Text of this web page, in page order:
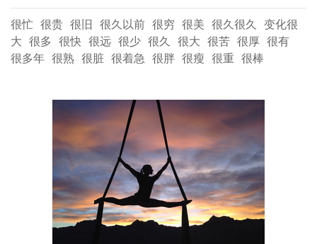
很忙 很贵 很旧 很久以前 很穷 很美 很久很久 变化很
大 很多 很快 很远 很少 很久 很大 很苦 很厚 很有
很多年 很熟 很脏 很着急 很胖 很瘦 很重 很棒